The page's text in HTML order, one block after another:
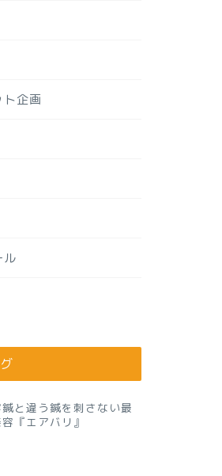
企画
ル
鍼と違う鍼を刺さない最
『エアバリ』